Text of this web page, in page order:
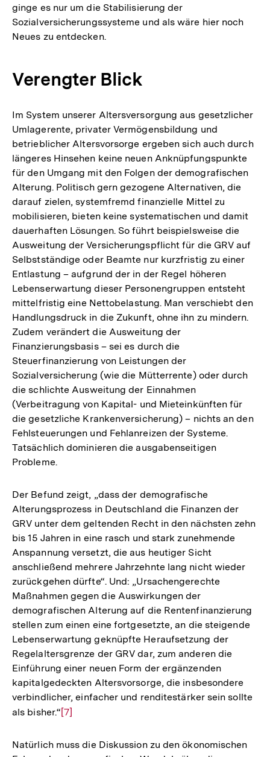
ginge es nur um die Stabilisierung der
Sozialversicherungssysteme und als wäre hier noch
Neues zu entdecken.
Verengter Blick
Im System unserer Altersversorgung aus gesetzlicher
Umlagerente, privater Vermögensbildung und
betrieblicher Altersvorsorge ergeben sich auch durch
längeres Hinsehen keine neuen Anknüpfungspunkte
für den Umgang mit den Folgen der demografischen
Alterung. Politisch gern gezogene Alternativen, die
darauf zielen, systemfremd finanzielle Mittel zu
mobilisieren, bieten keine systematischen und damit
dauerhaften Lösungen. So führt beispielsweise die
Ausweitung der Versicherungspflicht für die GRV auf
Selbstständige oder Beamte nur kurzfristig zu einer
Entlastung – aufgrund der in der Regel höheren
Lebenserwartung dieser Personengruppen entsteht
mittelfristig eine Nettobelastung. Man verschiebt den
Handlungsdruck in die Zukunft, ohne ihn zu mindern.
Zudem verändert die Ausweitung der
Finanzierungsbasis – sei es durch die
Steuerfinanzierung von Leistungen der
Sozialversicherung (wie die Mütterrente) oder durch
die schlichte Ausweitung der Einnahmen
(Verbeitragung von Kapital- und Mieteinkünften für
die gesetzliche Krankenversicherung) – nichts an den
Fehlsteuerungen und Fehlanreizen der Systeme.
Tatsächlich dominieren die ausgabenseitigen
Probleme.
Der Befund zeigt, „dass der demografische
Alterungsprozess in Deutschland die Finanzen der
GRV unter dem geltenden Recht in den nächsten zehn
bis 15 Jahren in eine rasch und stark zunehmende
Anspannung versetzt, die aus heutiger Sicht
anschließend mehrere Jahrzehnte lang nicht wieder
zurückgehen dürfte“. Und: „Ursachengerechte
Maßnahmen gegen die Auswirkungen der
demografischen Alterung auf die Rentenfinanzierung
stellen zum einen eine fortgesetzte, an die steigende
Lebenserwartung geknüpfte Heraufsetzung der
Regelaltersgrenze der GRV dar, zum anderen die
Einführung einer neuen Form der ergänzenden
kapitalgedeckten Altersvorsorge, die insbesondere
verbindlicher, einfacher und renditestärker sein sollte
als bisher.“Zur
der
[7]
Natürlich muss die Diskussion zu den ökonomischen